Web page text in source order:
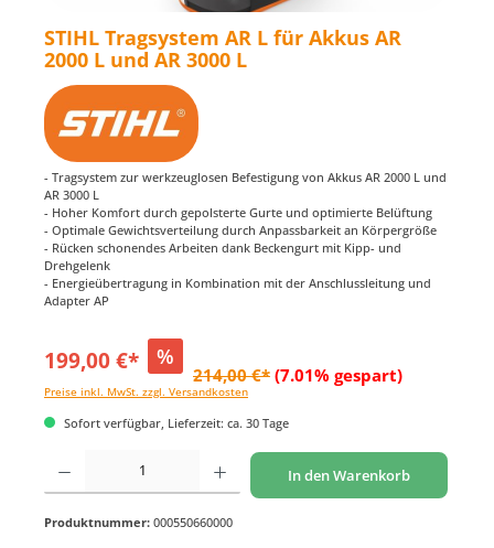
STIHL Tragsystem AR L für Akkus AR
2000 L und AR 3000 L
- Tragsystem zur werkzeuglosen Befestigung von Akkus AR 2000 L und
AR 3000 L
- Hoher Komfort durch gepolsterte Gurte und optimierte Belüftung
- Optimale Gewichtsverteilung durch Anpassbarkeit an Körpergröße
- Rücken schonendes Arbeiten dank Beckengurt mit Kipp- und
Drehgelenk
- Energieübertragung in Kombination mit der Anschlussleitung und
Adapter AP
199,00 €* %
214,00 €* (7.01% gespart)
Preise inkl. MwSt. zzgl. Versandkosten
Sofort verfügbar, Lieferzeit: ca. 30 Tage
Produkt Anzahl: Gib den gewünschten Wert ein oder benutze die Schaltflächen um
In den Warenkorb
Produktnummer: 000550660000